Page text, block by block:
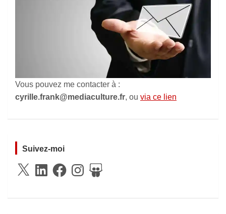
Vous pouvez me contacter à :
cyrille.frank@mediaculture.fr, ou via ce lien
Suivez-moi
X
LinkedInFacebookInstagramSlideShare